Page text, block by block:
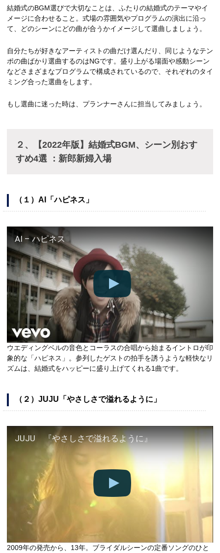
結婚式のBGM選びで大切なことは、ふたりの結婚式のテーマやイ
メージに合わせること。式場の雰囲気やプログラムの演出に沿っ
て、どのシーンにどの曲が合うかイメージして選曲しましょう。
自分たちが好きなアーティストの曲だけ選んだり、同じようなテン
ポの曲ばかり選曲するのはNGです。盛り上がる場面や感動シーン
などさまざまなプログラムで構成されているので、それぞれのタイ
ミング合った選曲をします。
もし選曲に迷った時は、プランナーさんに担当してみましょう。
２、【2022年版】結婚式BGM、シーン別おす
すめ4選 ：新郎新婦入場
（１）AI「ハピネス」
AI – ハピネス
ウエディングベルの音色とコーラスの合唱から始まるイントロが印
象的な「ハピネス」。参列したゲストの拍手を誘うような軽快なリ
ズムは、結婚式をハッピーに盛り上げてくれる1曲です。
（２）JUJU「やさしさで溢れるように」
JUJU 『やさしさで溢れるように』
2009年の発売から、13年。ブライダルシーンの定番ソングのひと